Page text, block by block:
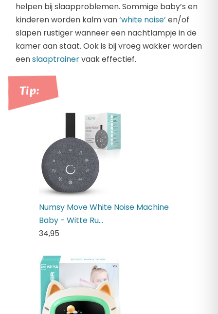
helpen bij slaapproblemen. Sommige baby’s en
kinderen worden kalm van‘white noise’ en/of
slapen rustiger wanneer een nachtlampje in de
kamer aan staat. Ook is bij vroeg wakker worden
eenslaaptrainervaak effectief.
Tip:
Numsy Move White Noise Machine
Baby - Witte Ru...
34,95